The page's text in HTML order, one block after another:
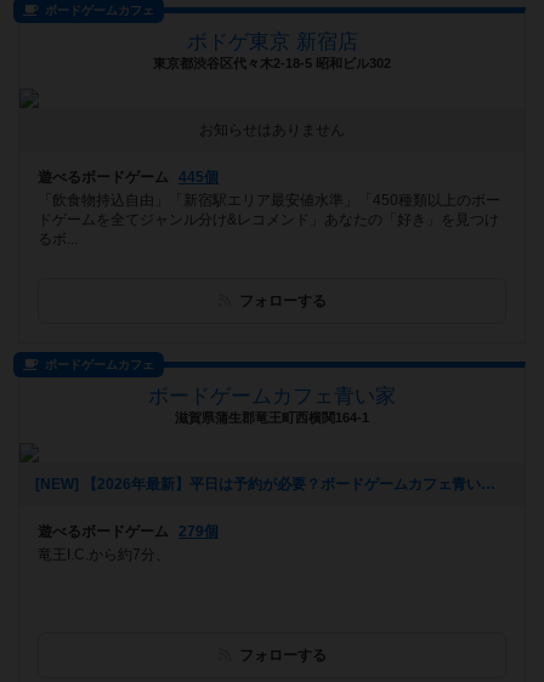
ボードゲームカフェ
ボドゲ東京 新宿店
東京都渋谷区代々木2-18-5 昭和ビル302
お知らせはありません
遊べるボードゲーム
445個
「飲食物持込自由」「新宿駅エリア最安値水準」「450種類以上のボー
ドゲームを全てジャンル分け&レコメンド」あなたの「好き」を見つけ
るボ...
フォローする
ボードゲームカフェ
ボードゲームカフェ青い家
滋賀県蒲生郡竜王町西横関164-1
[NEW] 【2026年最新】平日は予約が必要？ボードゲームカフェ青い家はいつでも予約なしで利用OKです！アサイーボウルも新登場！（2026年05月24日 14時06分）
遊べるボードゲーム
279個
竜王I.C.から約7分、
フォローする